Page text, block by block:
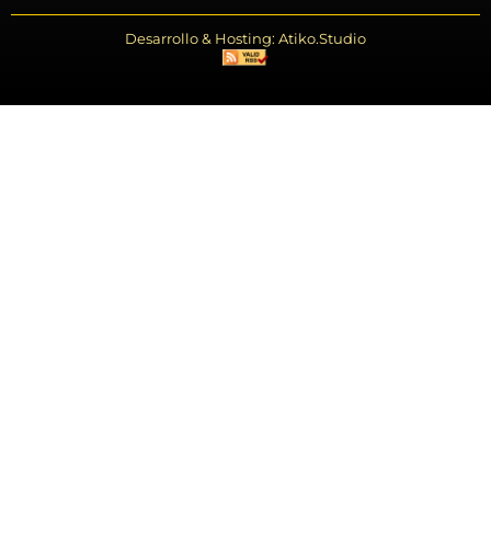
Desarrollo & Hosting: Atiko.Studio